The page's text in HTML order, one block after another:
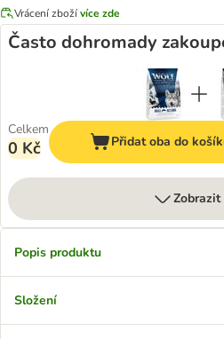
Vrácení zbožívíce zde
Často dohromady
Celkem
0 Kč Přidat oba do
Zobrazit
Popis produktu
Složení